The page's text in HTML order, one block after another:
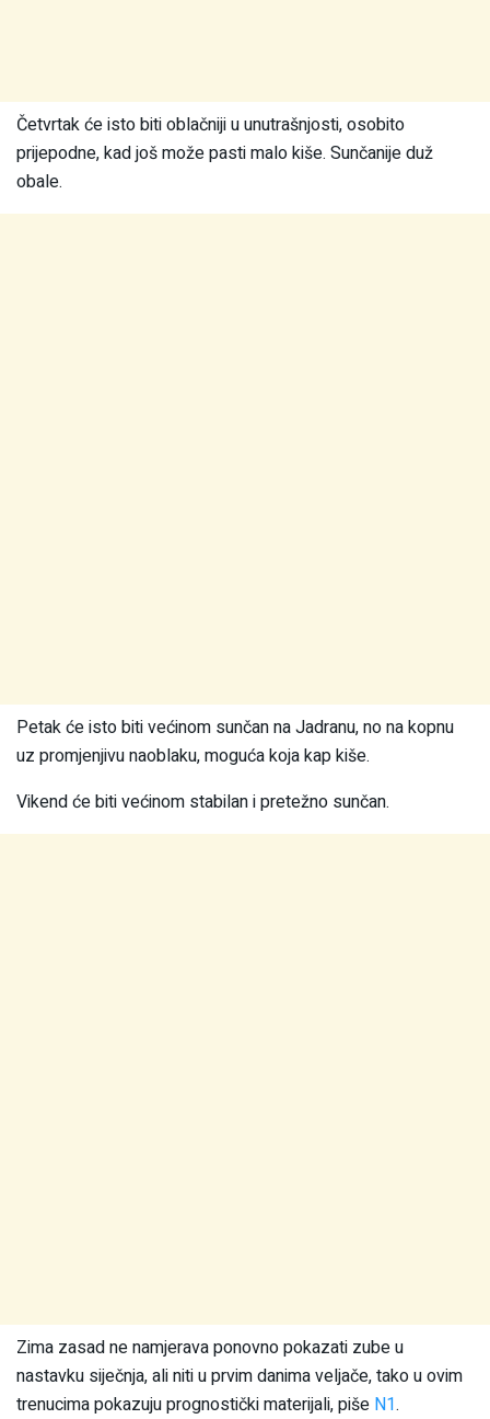
Četvrtak će isto biti oblačniji u unutrašnjosti, osobito
prijepodne, kad još može pasti malo kiše. Sunčanije duž
obale.
Petak će isto biti većinom sunčan na Jadranu, no na kopnu
uz promjenjivu naoblaku, moguća koja kap kiše.
Vikend će biti većinom stabilan i pretežno sunčan.
Zima zasad ne namjerava ponovno pokazati zube u
nastavku siječnja, ali niti u prvim danima veljače, tako u ovim
trenucima pokazuju prognostički materijali, piše N1.